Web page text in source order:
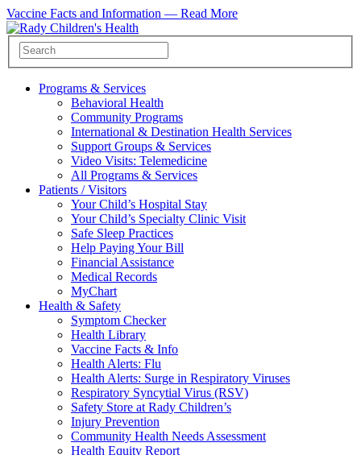
Vaccine Facts and Information — Read More
Programs & Services
Behavioral Health
Community Programs
International & Destination Health Services
Support Groups & Services
Video Visits: Telemedicine
All Programs & Services
Patients / Visitors
Your Child’s Hospital Stay
Your Child’s Specialty Clinic Visit
Safe Sleep Practices
Help Paying Your Bill
Financial Assistance
Medical Records
MyChart
Health & Safety
Symptom Checker
Health Library
Vaccine Facts & Info
Health Alerts: Flu
Health Alerts: Surge in Respiratory Viruses
Respiratory Syncytial Virus (RSV)
Safety Store at Rady Children’s
Injury Prevention
Community Health Needs Assessment
Health Equity Report